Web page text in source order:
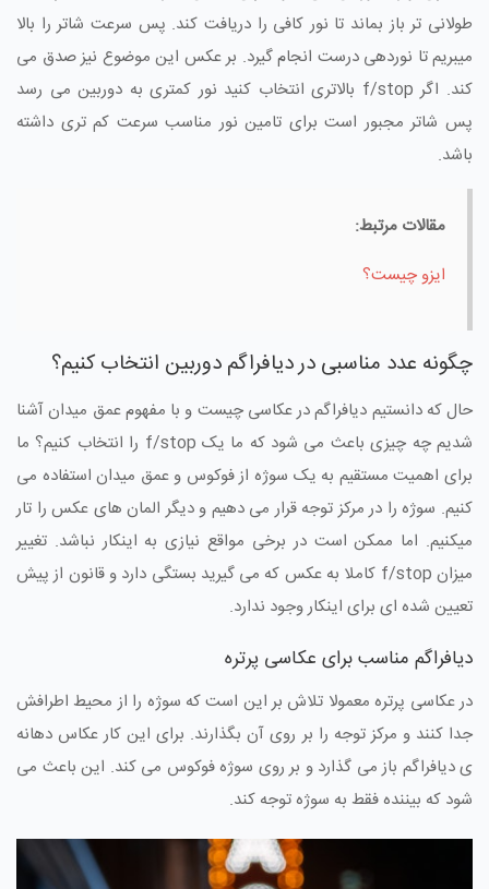
طولانی تر باز بماند تا نور کافی را دریافت کند. پس سرعت شاتر را بالا
میبریم تا نوردهی درست انجام گیرد. بر عکس این موضوع نیز صدق می
کند. اگر f/stop بالاتری انتخاب کنید نور کمتری به دوربین می رسد
پس شاتر مجبور است برای تامین نور مناسب سرعت کم تری داشته
باشد.
مقالات مرتبط:
ایزو چیست؟
چگونه عدد مناسبی در دیافراگم دوربین انتخاب کنیم؟
حال که دانستیم دیافراگم در عکاسی چیست و با مفهوم عمق میدان آشنا
شدیم چه چیزی باعث می شود که ما یک f/stop را انتخاب کنیم؟ ما
برای اهمیت مستقیم به یک سوژه از فوکوس و عمق میدان استفاده می
کنیم. سوژه را در مرکز توجه قرار می دهیم و دیگر المان های عکس را تار
میکنیم. اما ممکن است در برخی مواقع نیازی به اینکار نباشد. تغییر
میزان f/stop کاملا به عکس که می گیرید بستگی دارد و قانون از پیش
تعیین شده ای برای اینکار وجود ندارد.
دیافراگم مناسب برای عکاسی پرتره
در عکاسی پرتره معمولا تلاش بر این است که سوژه را از محیط اطرافش
جدا کنند و مرکز توجه را بر روی آن بگذارند. برای این کار عکاس دهانه
ی دیافراگم باز می گذارد و بر روی سوژه فوکوس می کند. این باعث می
شود که بیننده فقط به سوژه توجه کند.